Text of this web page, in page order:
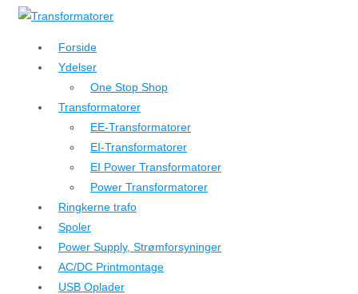
↓
hovedindhold
Forside
Ydelser
One Stop Shop
Transformatorer
EE-Transformatorer
EI-Transformatorer
EI Power Transformatorer
Power Transformatorer
Ringkerne trafo
Spoler
Power Supply, Strømforsyninger
AC/DC Printmontage
USB Oplader